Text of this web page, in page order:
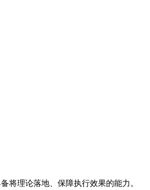
将理论落地、保障执行效果的能力。